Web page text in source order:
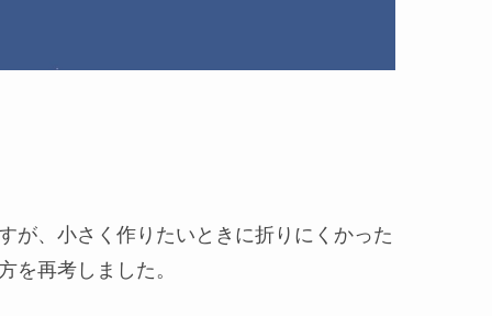
が、小さく作りたいときに折りにくかった
を再考しました。